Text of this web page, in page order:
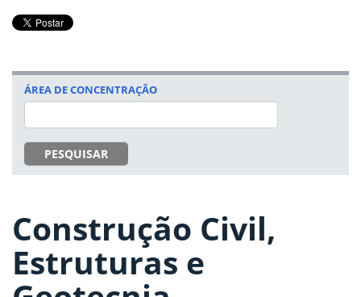
ÁREA DE CONCENTRAÇÃO
PESQUISAR
Construção Civil,
Estruturas e